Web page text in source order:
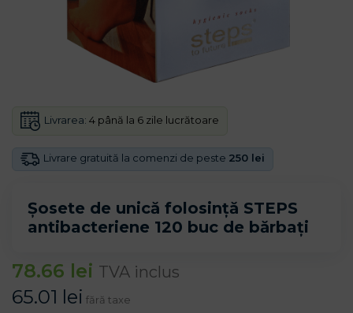
Șosete de unică folosință STEPS
antibacteriene 120 buc de bărbați
Livrare gratuită la comenzi de peste 250 lei
Livrarea: 4 până la 6 zile lucrătoare
78.66 lei TVA inclus
65.01 lei fără taxe